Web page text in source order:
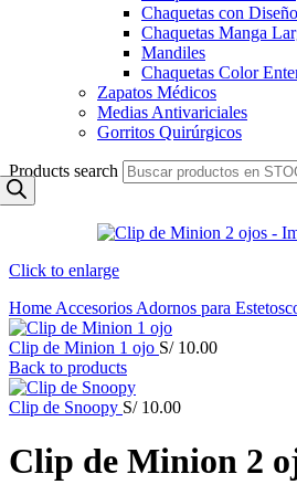
Chaquetas con Diseño
Chaquetas Manga
Mandiles
Chaquetas Color
Zapatos Médicos
Medias Antivariciales
Gorritos Quirúrgicos
Products search
Click to enlarge
Home Accesorios Adornos para
Clip de Minion 1 ojo S/10.00
Back to products
Clip de Snoopy S/10.00
Clip de Minion 2